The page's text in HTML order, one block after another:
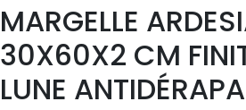
MARGELLE
30X60X2 CM
LUNE